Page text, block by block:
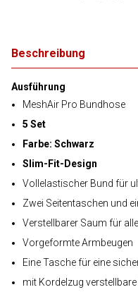
Beschreibung
Ausführung
MeshAir Pro Bundhose
5 Set
Farbe: Schwarz
Slim-Fit-Design
Vollelastischer Bund für
Zwei Seitentaschen und
Verstellbarer Saum für
Vorgeformte Armbeugen
Eine Tasche für eine
mit Kordelzug